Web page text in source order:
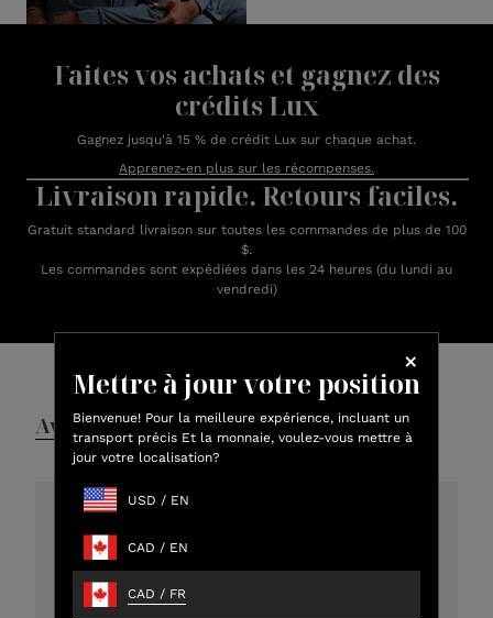
Mettre à jour votre position
Bienvenue! Pour la meilleure expérience, incluant un
transport précis Et la monnaie, voulez-vous mettre à
jour votre localisation?
USD / EN
CAD / EN
CAD / FR
Faites vos achats et gagnez des
crédits Lux
Gagnez jusqu'à 15 % de crédit Lux sur chaque achat.
Apprenez-en plus sur les récompenses.
Livraison rapide. Retours faciles.
Gratuit standard livraison sur toutes les commandes de plus de 100
$.
Les commandes sont expédiées dans les 24 heures (du lundi au
vendredi)
Avis Questions et réponses
4.8
5